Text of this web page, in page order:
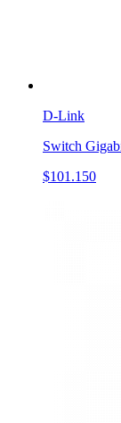
D-Link
Switch
$101.150